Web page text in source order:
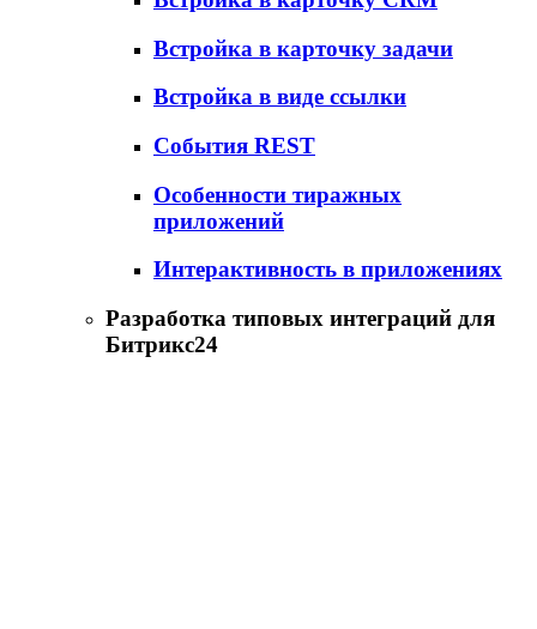
Встройка в карточку задачи
Встройка в виде ссылки
События REST
Особенности тиражных
приложений
Интерактивность в приложениях
Разработка типовых интеграций для
Битрикс24